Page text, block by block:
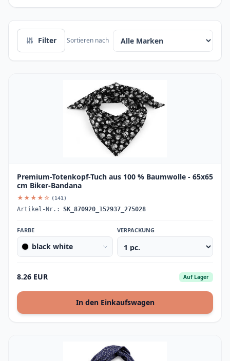
Filter Sortieren nach
Premium-Totenkopf-Tuch aus 100 % Baumwolle - 65x65
cm Biker-Bandana
★★★★☆ (141)
Artikel-Nr.: SK_870920_152937_275028
FARBE
black white
VERPACKUNG
8.26 EUR Auf Lager
In den Einkaufswagen